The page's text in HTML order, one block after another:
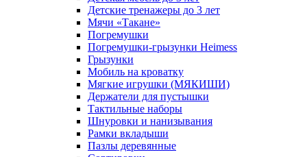
Детские тренажеры до 3 лет
Мячи «Такане»
Погремушки
Погремушки-грызунки Heimess
Грызунки
Мобиль на кроватку
Мягкие игрушки (МЯКИШИ)
Держатели для пустышки
Тактильные наборы
Шнуровки и нанизывания
Рамки вкладыши
Пазлы деревянные